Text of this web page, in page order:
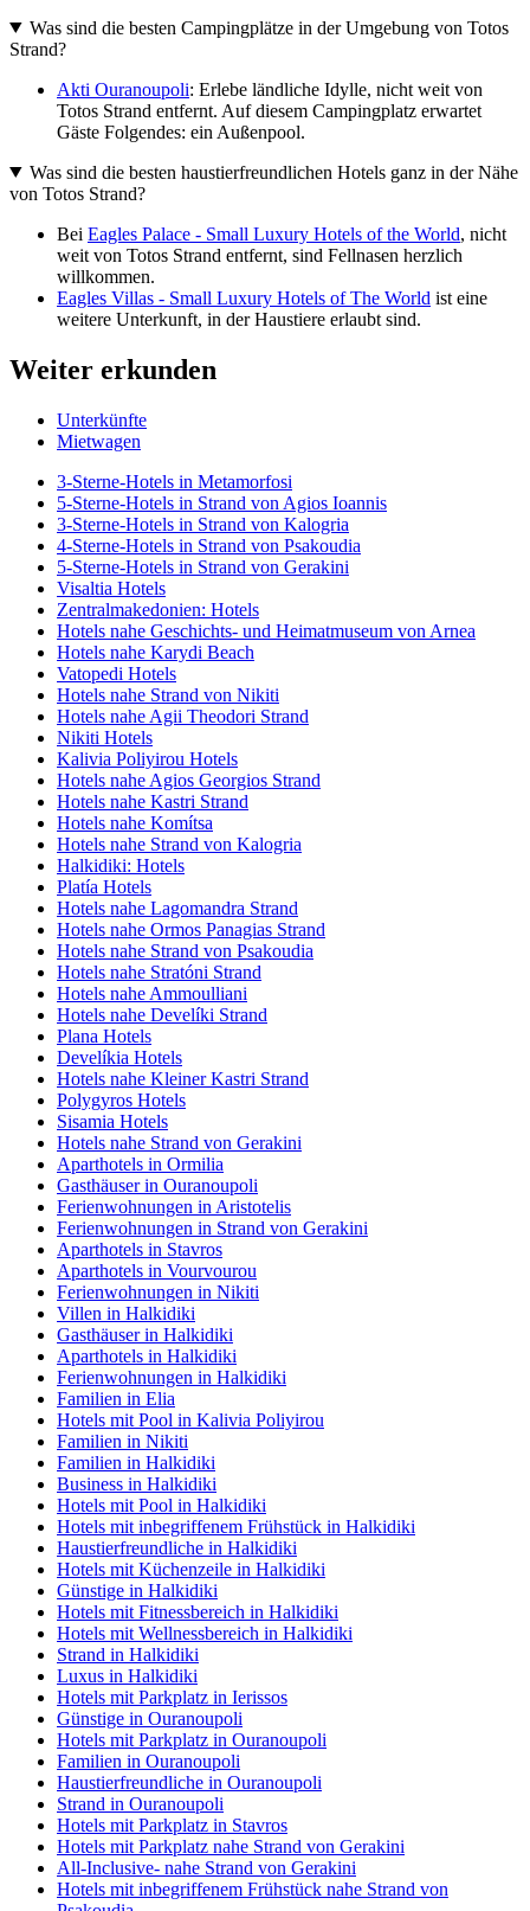
Was sind die besten Campingplätze in der Umgebung von Totos
Strand?
Akti Ouranoupoli: Erlebe ländliche Idylle, nicht weit von
Totos Strand entfernt. Auf diesem Campingplatz erwartet
Gäste Folgendes: ein Außenpool.
Was sind die besten haustierfreundlichen Hotels ganz in der Nähe
von Totos Strand?
Bei Eagles Palace - Small Luxury Hotels of the World, nicht
weit von Totos Strand entfernt, sind Fellnasen herzlich
willkommen.
Eagles Villas - Small Luxury Hotels of The World ist eine
weitere Unterkunft, in der Haustiere erlaubt sind.
Weiter erkunden
Unterkünfte
Mietwagen
3-Sterne-Hotels in Metamorfosi
5-Sterne-Hotels in Strand von Agios Ioannis
3-Sterne-Hotels in Strand von Kalogria
4-Sterne-Hotels in Strand von Psakoudia
5-Sterne-Hotels in Strand von Gerakini
Visaltia Hotels
Zentralmakedonien: Hotels
Hotels nahe Geschichts- und Heimatmuseum von Arnea
Hotels nahe Karydi Beach
Vatopedi Hotels
Hotels nahe Strand von Nikiti
Hotels nahe Agii Theodori Strand
Nikiti Hotels
Kalivia Poliyirou Hotels
Hotels nahe Agios Georgios Strand
Hotels nahe Kastri Strand
Hotels nahe Komítsa
Hotels nahe Strand von Kalogria
Halkidiki: Hotels
Platía Hotels
Hotels nahe Lagomandra Strand
Hotels nahe Ormos Panagias Strand
Hotels nahe Strand von Psakoudia
Hotels nahe Stratóni Strand
Hotels nahe Ammoulliani
Hotels nahe Develíki Strand
Plana Hotels
Develíkia Hotels
Hotels nahe Kleiner Kastri Strand
Polygyros Hotels
Sisamia Hotels
Hotels nahe Strand von Gerakini
Aparthotels in Ormilia
Gasthäuser in Ouranoupoli
Ferienwohnungen in Aristotelis
Ferienwohnungen in Strand von Gerakini
Aparthotels in Stavros
Aparthotels in Vourvourou
Ferienwohnungen in Nikiti
Villen in Halkidiki
Gasthäuser in Halkidiki
Aparthotels in Halkidiki
Ferienwohnungen in Halkidiki
Familien in Elia
Hotels mit Pool in Kalivia Poliyirou
Familien in Nikiti
Familien in Halkidiki
Business in Halkidiki
Hotels mit Pool in Halkidiki
Hotels mit inbegriffenem Frühstück in Halkidiki
Haustierfreundliche in Halkidiki
Hotels mit Küchenzeile in Halkidiki
Günstige in Halkidiki
Hotels mit Fitnessbereich in Halkidiki
Hotels mit Wellnessbereich in Halkidiki
Strand in Halkidiki
Luxus in Halkidiki
Hotels mit Parkplatz in Ierissos
Günstige in Ouranoupoli
Hotels mit Parkplatz in Ouranoupoli
Familien in Ouranoupoli
Haustierfreundliche in Ouranoupoli
Strand in Ouranoupoli
Hotels mit Parkplatz in Stavros
Hotels mit Parkplatz nahe Strand von Gerakini
All-Inclusive- nahe Strand von Gerakini
Hotels mit inbegriffenem Frühstück nahe Strand von